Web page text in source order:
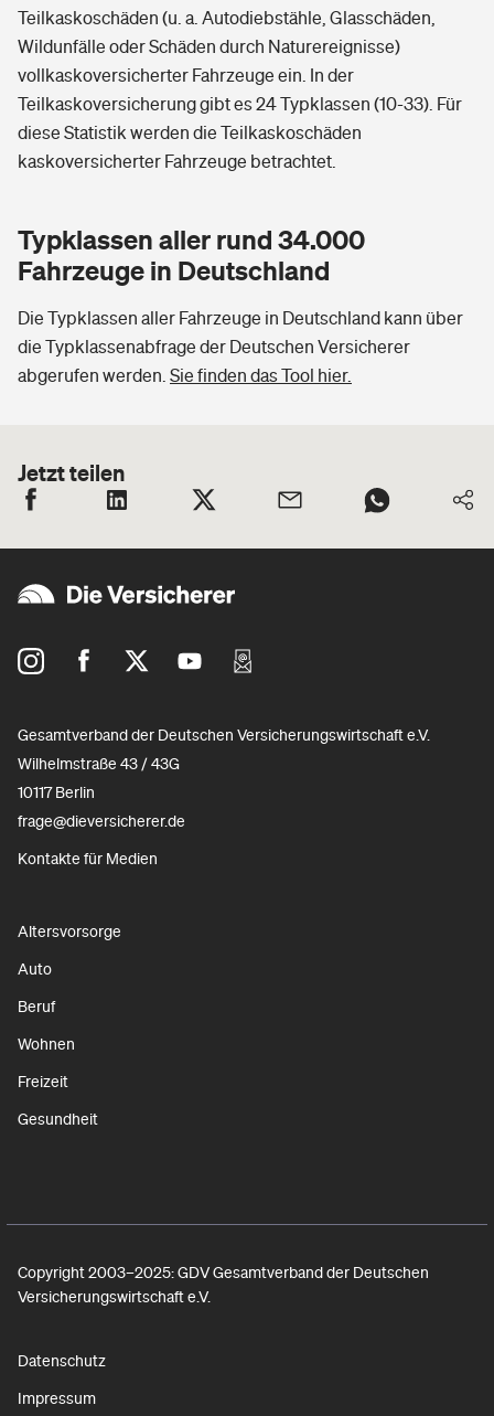
Teilkaskoschäden (u. a. Autodiebstähle, Glasschäden,
Wildunfälle oder Schäden durch Naturereignisse)
vollkaskoversicherter Fahrzeuge ein. In der
Teilkaskoversicherung gibt es 24 Typklassen (10-33). Für
diese Statistik werden die Teilkaskoschäden
kaskoversicherter Fahrzeuge betrachtet.
Typklassen aller rund 34.000
Fahrzeuge in Deutschland
Die Typklassen aller Fahrzeuge in Deutschland kann über
die Typklassenabfrage der Deutschen Versicherer
abgerufen werden. Sie finden das Tool hier.
Jetzt teilen
Gesamtverband der Deutschen Versicherungswirtschaft e.V.
Wilhelmstraße 43 / 43G
10117 Berlin
frage@dieversicherer.de
Kontakte für Medien
Altersvorsorge
Auto
Beruf
Wohnen
Freizeit
Gesundheit
Copyright 2003–2025: GDV Gesamtverband der Deutschen
Versicherungswirtschaft e.V.
Datenschutz
Impressum